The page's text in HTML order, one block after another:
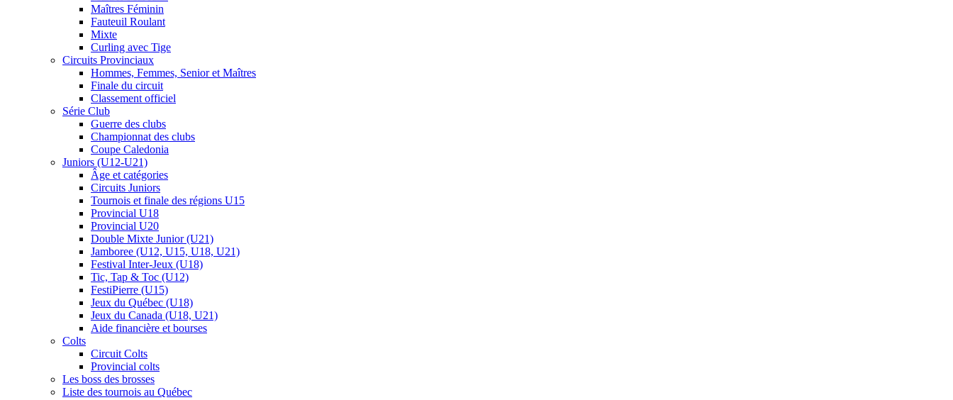
Maîtres Féminin
Fauteuil Roulant
Mixte
Curling avec Tige
Circuits Provinciaux
Hommes, Femmes, Senior et Maîtres
Finale du circuit
Classement officiel
Série Club
Guerre des clubs
Championnat des clubs
Coupe Caledonia
Juniors (U12-U21)
Âge et catégories
Circuits Juniors
Tournois et finale des régions U15
Provincial U18
Provincial U20
Double Mixte Junior (U21)
Jamboree (U12, U15, U18, U21)
Festival Inter-Jeux (U18)
Tic, Tap & Toc (U12)
FestiPierre (U15)
Jeux du Québec (U18)
Jeux du Canada (U18, U21)
Aide financière et bourses
Colts
Circuit Colts
Provincial colts
Les boss des brosses
Liste des tournois au Québec